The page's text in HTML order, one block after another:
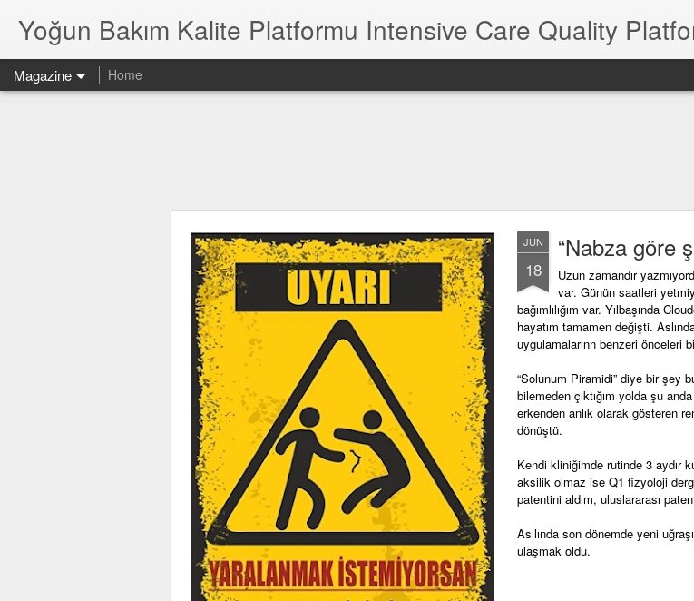
Yoğun Bakım Kalite Platformu Intensive Care Quality
Magazine Home
JUN
18
“Nabza göre
Uzun zamandır
var. Günün saatleri
bağımlılığım var. Yılbaşında
hayatım tamamen değişti.
uygulamalarınn benzeri önceleri
“Solunum Piramidi” diye bir şey
bilemeden çıktığım yolda şu
erkenden anlık olarak gösteren
dönüştü.
Kendi kliniğimde rutinde 3 aydır
aksilik olmaz ise Q1 fizyoloji
patentini aldım, uluslararası
Asılında son dönemde yeni
ulaşmak oldu.